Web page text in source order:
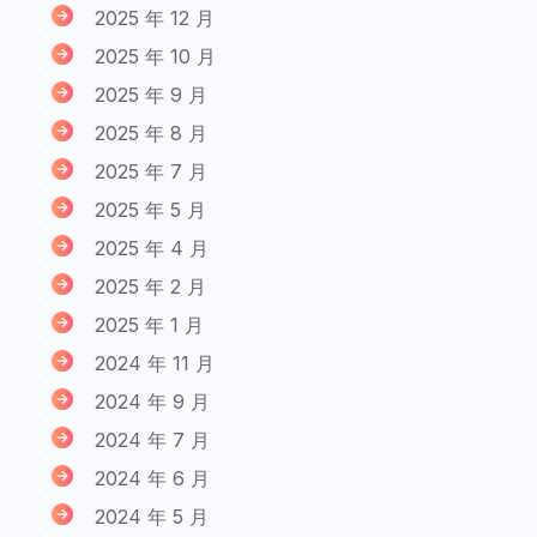
2025 年 12 月
2025 年 10 月
2025 年 9 月
2025 年 8 月
2025 年 7 月
2025 年 5 月
2025 年 4 月
2025 年 2 月
2025 年 1 月
2024 年 11 月
2024 年 9 月
2024 年 7 月
2024 年 6 月
2024 年 5 月